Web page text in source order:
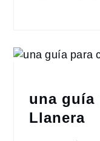
una guía
Llanera